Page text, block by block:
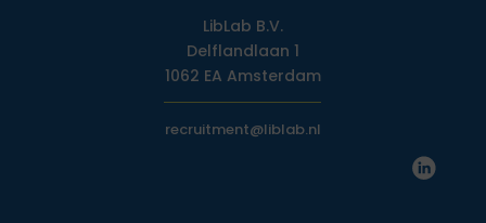
LibLab B.V.
Delflandlaan 1
1062 EA Amsterdam
recruitment@liblab.nl